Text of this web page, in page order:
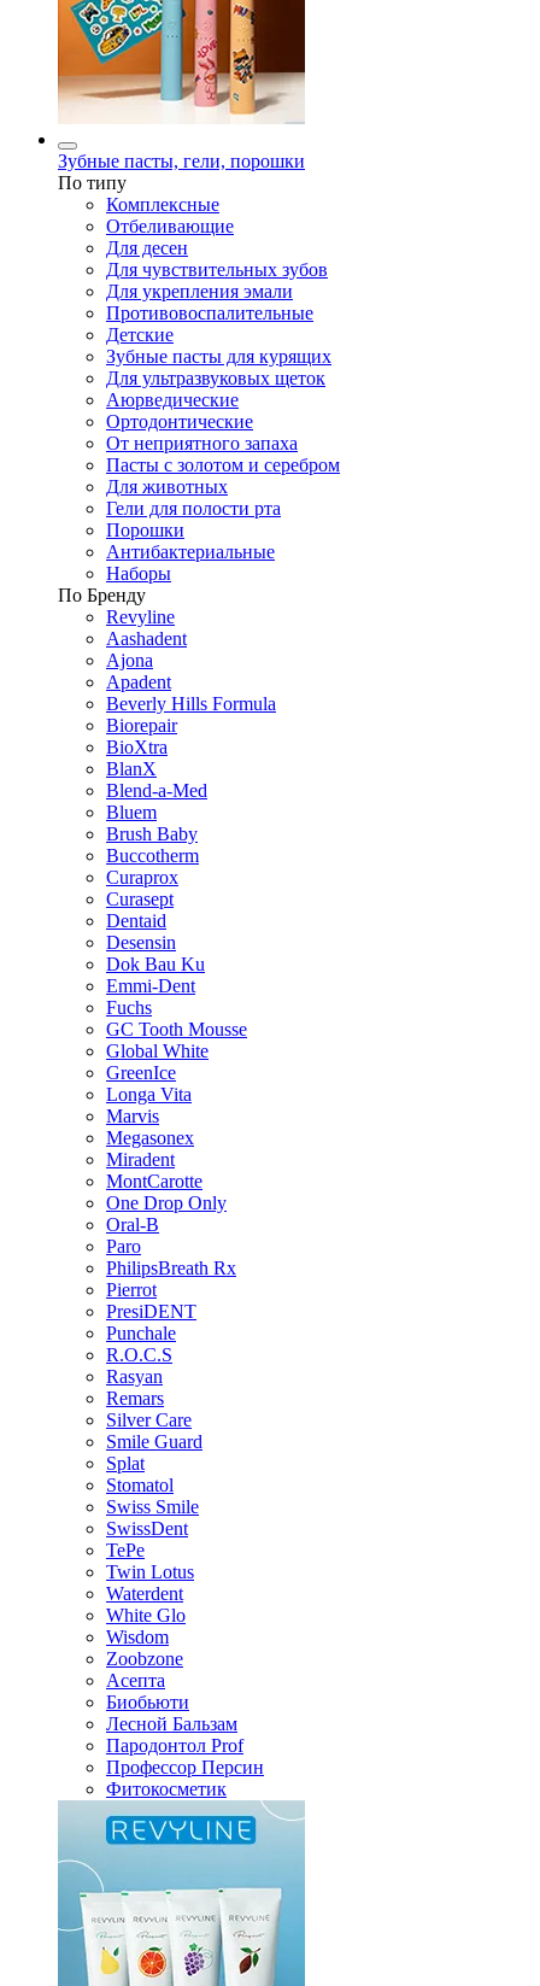
Зубные пасты, гели, порошки
По типу
Комплексные
Отбеливающие
Для десен
Для чувствительных зубов
Для укрепления эмали
Противовоспалительные
Детские
Зубные пасты для курящих
Для ультразвуковых щеток
Аюрведические
Ортодонтические
От неприятного запаха
Пасты с золотом и серебром
Для животных
Гели для полости рта
Порошки
Антибактериальные
Наборы
По Бренду
Revyline
Aashadent
Ajona
Apadent
Beverly Hills Formula
Biorepair
BioXtra
BlanX
Blend-a-Med
Bluem
Brush Baby
Buccotherm
Curaprox
Curasept
Dentaid
Desensin
Dok Bau Ku
Emmi-Dent
Fuchs
GC Tooth Mousse
Global White
GreenIce
Longa Vita
Marvis
Megasonex
Miradent
MontCarotte
One Drop Only
Oral-B
Paro
PhilipsBreath Rx
Pierrot
PresiDENT
Punchale
R.O.C.S
Rasyan
Remars
Silver Care
Smile Guard
Splat
Stomatol
Swiss Smile
SwissDent
TePe
Twin Lotus
Waterdent
White Glo
Wisdom
Zoobzone
Асепта
Биобьюти
Лесной Бальзам
Пародонтол Prof
Профессор Персин
Фитокосметик